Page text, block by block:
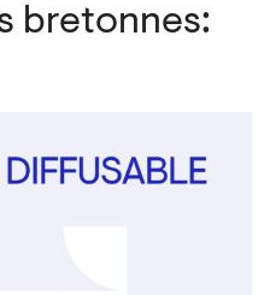
bretonnes: